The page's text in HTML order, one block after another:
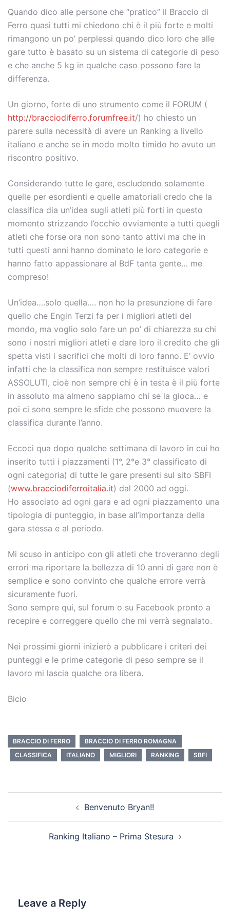
Quando dico alle persone che “pratico” il Braccio di
Ferro quasi tutti mi chiedono chi è il più forte e molti
rimangono un po’ perplessi quando dico loro che alle
gare tutto è basato su un sistema di categorie di peso
e che anche 5 kg in qualche caso possono fare la
differenza.
Un giorno, forte di uno strumento come il FORUM (
http://bracciodiferro.forumfree.it/) ho chiesto un
parere sulla necessità di avere un Ranking a livello
italiano e anche se in modo molto timido ho avuto un
riscontro positivo.
Considerando tutte le gare, escludendo solamente
quelle per esordienti e quelle amatoriali credo che la
classifica dia un’idea sugli atleti più forti in questo
momento strizzando l’occhio ovviamente a tutti quegli
atleti che forse ora non sono tanto attivi ma che in
tutti questi anni hanno dominato le loro categorie e
hanno fatto appassionare al BdF tanta gente… me
compreso!
Un’idea….solo quella…. non ho la presunzione di fare
quello che Engin Terzi fa per i migliori atleti del
mondo, ma voglio solo fare un po’ di chiarezza su chi
sono i nostri migliori atleti e dare loro il credito che gli
spetta visti i sacrifici che molti di loro fanno. E’ ovvio
infatti che la classifica non sempre restituisce valori
ASSOLUTI, cioè non sempre chi è in testa è il più forte
in assoluto ma almeno sappiamo chi se la gioca… e
poi ci sono sempre le sfide che possono muovere la
classifica durante l’anno.
Eccoci qua dopo qualche settimana di lavoro in cui ho
inserito tutti i piazzamenti (1°, 2°e 3° classificato di
ogni categoria) di tutte le gare presenti sul sito SBFI
(www.bracciodiferroitalia.it) dal 2000 ad oggi.
Ho associato ad ogni gara e ad ogni piazzamento una
tipologia di punteggio, in base all’importanza della
gara stessa e al periodo.
Mi scuso in anticipo con gli atleti che troveranno degli
errori ma riportare la bellezza di 10 anni di gare non è
semplice e sono convinto che qualche errore verrà
sicuramente fuori.
Sono sempre qui, sul forum o su Facebook pronto a
recepire e correggere quello che mi verrà segnalato.
Nei prossimi giorni inizierò a pubblicare i criteri dei
punteggi e le prime categorie di peso sempre se il
lavoro mi lascia qualche ora libera.
Bicio
Sconfitto 0
1° Class. 180
Internazionale
1° Class.
BRACCIO DI FERRO
BRACCIO DI FERRO ROMAGNA
CLASSIFICA
ITALIANO MIGLIORI RANKING SBFI
Benvenuto Bryan!!
Ranking Italiano – Prima Stesura
Leave a Reply